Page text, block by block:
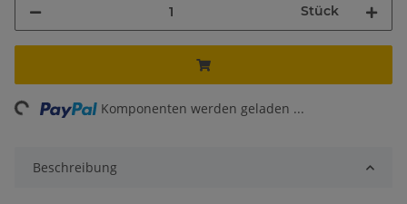
Stück
Komponenten werden geladen ...
Beschreibung